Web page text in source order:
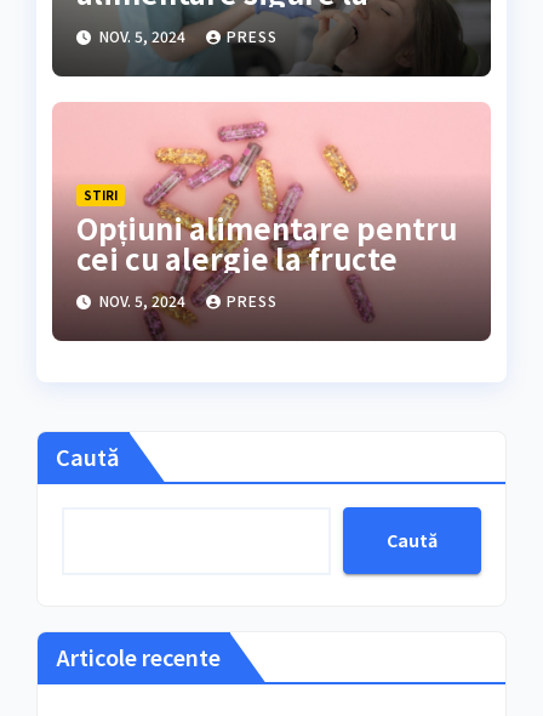
cumpărături
NOV. 5, 2024 PRESS
STIRI
Opțiuni alimentare pentru
cei cu alergie la fructe
NOV. 5, 2024 PRESS
Caută
Caută
Articole recente